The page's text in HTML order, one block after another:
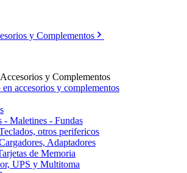
y Complementos
Accesorios y Complementos
accesorios y complementos
- Maletines - Fundas
otros perifericos
Adaptadores
de Memoria
UPS y Multitoma